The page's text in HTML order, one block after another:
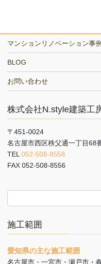
マンションリノベーション事
BLOG
お問い合わせ
株式会社N.style建築工
〒451-0024
名古屋市西区秩父通一丁目68
TEL 052-508-8558
FAX 052-508-8556
施工範囲
愛知県の主な施工範囲
名古屋市・一宮市・瀬戸市・